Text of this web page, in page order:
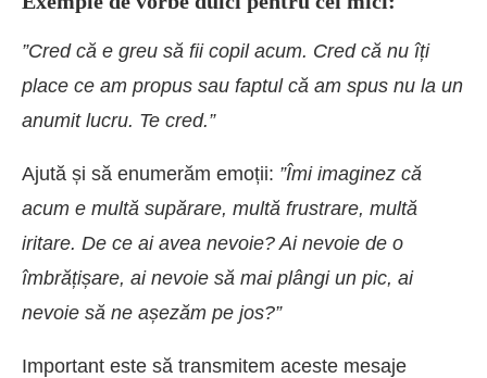
”Cred că e greu să fii copil acum. Cred că nu îți
place ce am propus sau faptul că am spus nu la un
anumit lucru. Te cred.”
Ajută și să enumerăm emoții: ”Îmi imaginez că
acum e multă supărare, multă frustrare, multă
iritare. De ce ai avea nevoie? Ai nevoie de o
îmbrățișare, ai nevoie să mai plângi un pic, ai
nevoie să ne așezăm pe jos?”
Important este să transmitem aceste mesaje